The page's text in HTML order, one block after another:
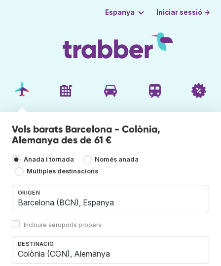
Espanya Iniciar sessió →
Vols barats Barcelona - Colònia,
Alemanya des de 61 €
Anada i tornada
Només anada
Múltiples destinacions
ORIGEN
Incloure aeroports propers
DESTINACIÓ